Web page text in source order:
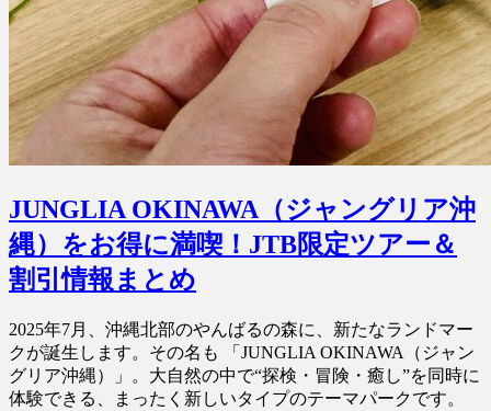
JUNGLIA OKINAWA（ジャングリア沖
縄）をお得に満喫！JTB限定ツアー＆
割引情報まとめ
2025年7月、沖縄北部のやんばるの森に、新たなランドマー
クが誕生します。その名も 「JUNGLIA OKINAWA（ジャン
グリア沖縄）」。大自然の中で“探検・冒険・癒し”を同時に
体験できる、まったく新しいタイプのテーマパークです。